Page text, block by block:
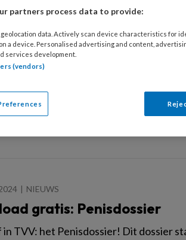
ACHTERGROND
(MEC) kan voor sommige
de condoomkatheter? Check het met
NIEUWS
gratis: Penisdossier
in TVV: het Penisdossier! Dit dossier
partners process data to provide:
data. Actively scan device characteristics for
a device. Personalised advertising and content,
services development.
(vendors)